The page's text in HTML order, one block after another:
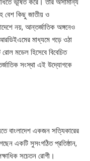
বেশ কিছু জাতীয় ও
নয়, আন্তর্জাতিক অঙ্গনেও
মাধ্যমে গড়ে ওঠা
মডেল হিসেবে বিবেচিত
সংস্থা এই উদ্যোগকে
বাংলাদেশ একজন সত্যিকারের
একটি সুসংগঠিত প্রতিষ্ঠান,
সচেতন রোগী।